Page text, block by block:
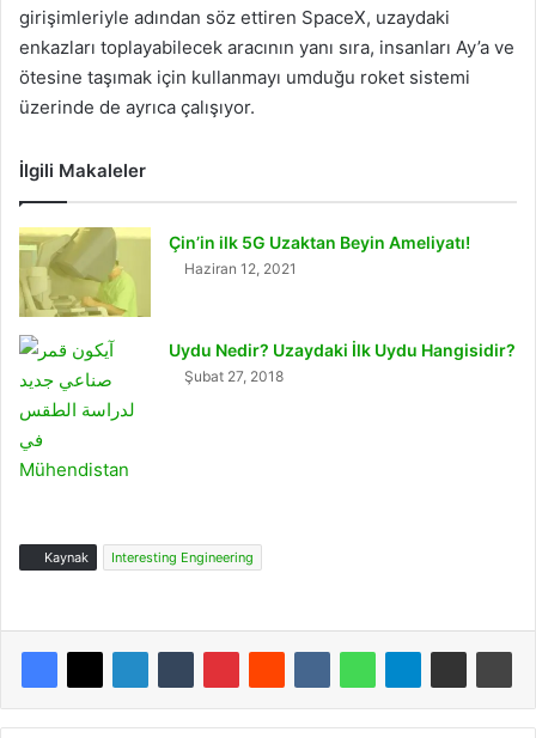
girişimleriyle adından söz ettiren SpaceX, uzaydaki
enkazları toplayabilecek aracının yanı sıra, insanları Ay’a ve
ötesine taşımak için kullanmayı umduğu roket sistemi
üzerinde de ayrıca çalışıyor.
İlgili Makaleler
Çin’in ilk 5G Uzaktan Beyin Ameliyatı!
Haziran 12, 2021
Uydu Nedir? Uzaydaki İlk Uydu Hangisidir?
Şubat 27, 2018
Kaynak Interesting Engineering